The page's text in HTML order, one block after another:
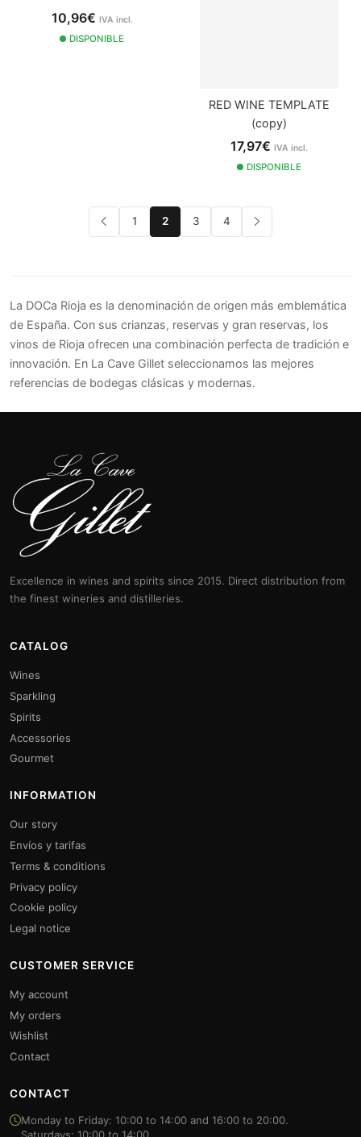
10,96€ IVA incl.
DISPONIBLE
RED WINE TEMPLATE
(copy)
17,97€ IVA incl.
DISPONIBLE
1 2 3 4
La DOCa Rioja es la denominación de origen más emblemática
de España. Con sus crianzas, reservas y gran reservas, los
vinos de Rioja ofrecen una combinación perfecta de tradición e
innovación. En La Cave Gillet seleccionamos las mejores
referencias de bodegas clásicas y modernas.
Excellence in wines and spirits since 2015. Direct distribution from
the finest wineries and distilleries.
CATALOG
Wines
Sparkling
Spirits
Accessories
Gourmet
INFORMATION
Our story
Envíos y tarifas
Terms & conditions
Privacy policy
Cookie policy
Legal notice
CUSTOMER SERVICE
My account
My orders
Wishlist
Contact
CONTACT
Monday to Friday: 10:00 to 14:00 and 16:00 to 20:00.
Saturdays: 10:00 to 14:00